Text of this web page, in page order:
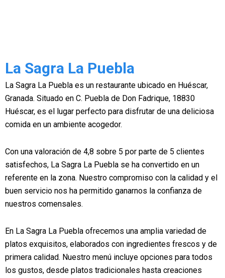
La Sagra La Puebla
La Sagra La Puebla es un restaurante ubicado en Huéscar,
Granada. Situado en C. Puebla de Don Fadrique, 18830
Huéscar, es el lugar perfecto para disfrutar de una deliciosa
comida en un ambiente acogedor.
Con una valoración de 4,8 sobre 5 por parte de 5 clientes
satisfechos, La Sagra La Puebla se ha convertido en un
referente en la zona. Nuestro compromiso con la calidad y el
buen servicio nos ha permitido ganarnos la confianza de
nuestros comensales.
En La Sagra La Puebla ofrecemos una amplia variedad de
platos exquisitos, elaborados con ingredientes frescos y de
primera calidad. Nuestro menú incluye opciones para todos
los gustos, desde platos tradicionales hasta creaciones